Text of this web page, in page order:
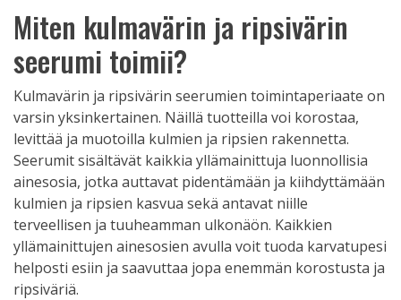
Miten kulmavärin ja ripsivärin
seerumi toimii?
Kulmavärin ja ripsivärin seerumien toimintaperiaate on
varsin yksinkertainen. Näillä tuotteilla voi korostaa,
levittää ja muotoilla kulmien ja ripsien rakennetta.
Seerumit sisältävät kaikkia yllämainittuja luonnollisia
ainesosia, jotka auttavat pidentämään ja kiihdyttämään
kulmien ja ripsien kasvua sekä antavat niille
terveellisen ja tuuheamman ulkonäön. Kaikkien
yllämainittujen ainesosien avulla voit tuoda karvatupesi
helposti esiin ja saavuttaa jopa enemmän korostusta ja
ripsiväriä.